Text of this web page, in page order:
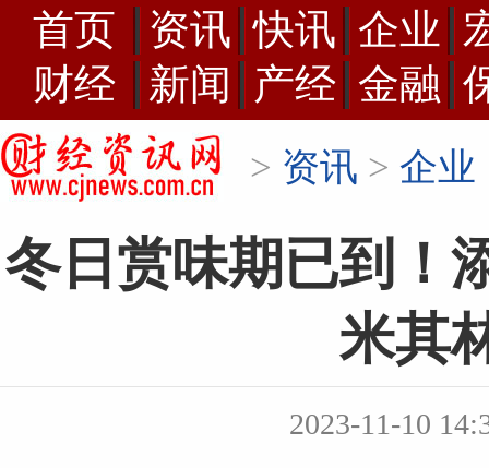
首页 资讯 快讯 企业
财经
新闻 产经 金融
> 资讯 > 企业
冬日赏味期已到！
米其
2023-11-10